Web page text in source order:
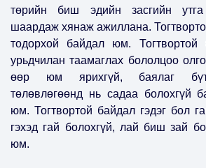
төрийн биш эдийн засгийн
шаардаж хянаж ажиллана.
тодорхой байдал юм. Тогтвортой
урьдчилан таамаглах бололцоо
өөр юм ярихгүй, баялаг
төлөвлөгөөнд нь садаа болохгүй
юм. Тогтвортой байдал гэдэг бол
гэхэд гай болохгүй, лай биш зай
юм.